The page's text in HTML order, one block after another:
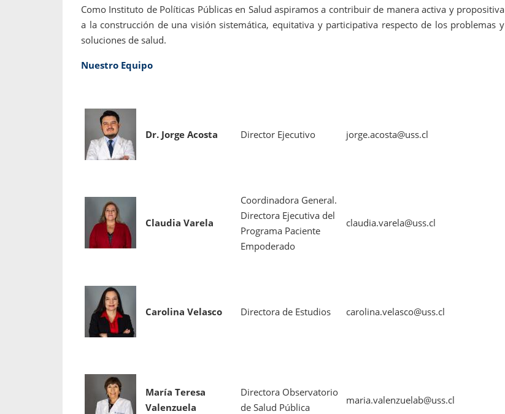
Como Instituto de Políticas Públicas en Salud aspiramos a contribuir de manera activa y propositiva
a la construcción de una visión sistemática, equitativa y participativa respecto de los problemas y
soluciones de salud.
Nuestro Equipo
Dr. Jorge Acosta Director Ejecutivo jorge.acosta@uss.cl
Claudia Varela
Coordinadora General.
Directora Ejecutiva del
Programa Paciente
Empoderado
claudia.varela@uss.cl
Carolina Velasco Directora de Estudios carolina.velasco@uss.cl
María Teresa
Valenzuela
Directora Observatorio
de Salud Pública
maria.valenzuelab@uss.cl